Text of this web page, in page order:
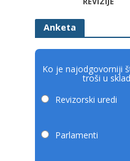
Anketa
Ko je najodgovorniji
troši u
Revizorski uredi
Parlamenti